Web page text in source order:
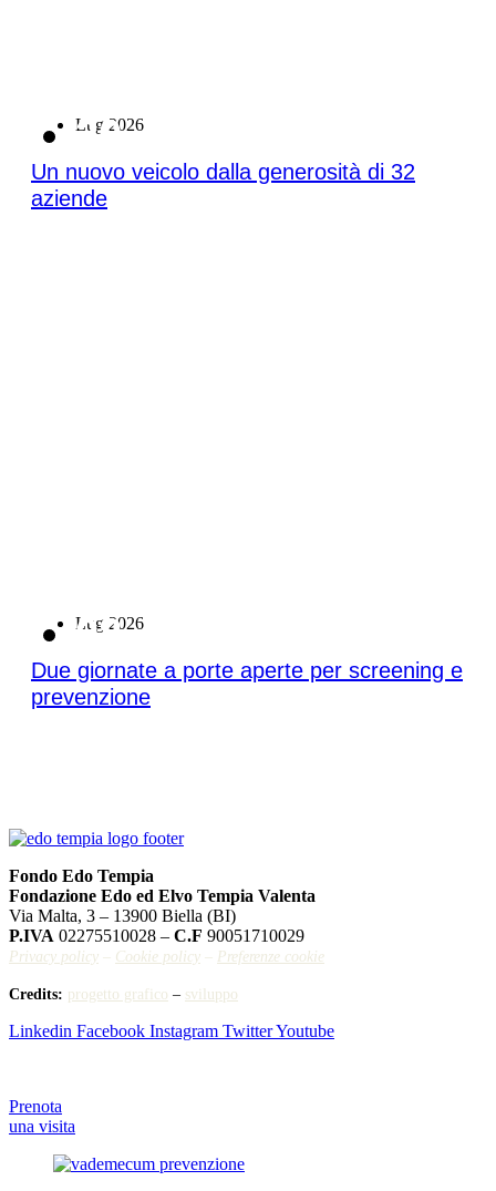
Lug 2026
20
Un nuovo veicolo dalla generosità di 32
aziende
Lug 2026
08
Due giornate a porte aperte per screening e
prevenzione
Fondo Edo Tempia
Fondazione Edo ed Elvo Tempia Valenta
Via Malta, 3 – 13900 Biella (BI)
P.IVA 02275510028 – C.F 90051710029
Privacy policy – Cookie policy – Preferenze cookie
Credits: progetto grafico – sviluppo
Linkedin Facebook Instagram TwitterYoutube
Prenota
una visita